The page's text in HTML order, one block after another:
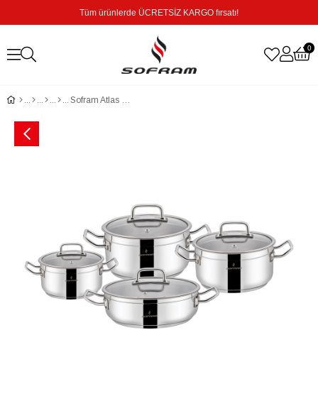
Tüm ürünlerde ÜCRETSİZ KARGO fırsatı!
0
Sofram Atlas 8 Parça Tencere Seti